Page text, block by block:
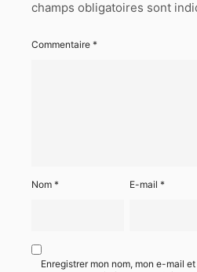
champs obligatoires sont
Commentaire *
Nom * E-mail*
Enregistrer mon nom, mon e-mail